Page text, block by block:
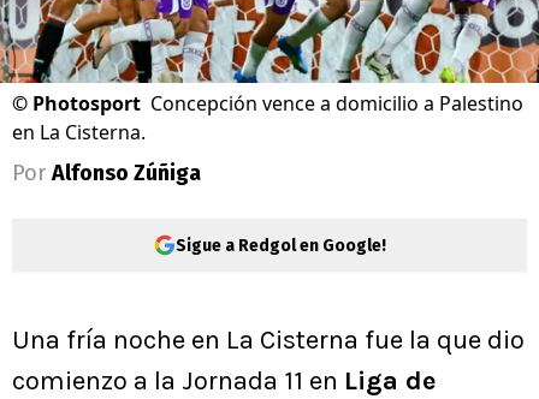
© Photosport Concepción vence a domicilio a Palestino
en La Cisterna.
Por Alfonso Zúñiga
Sigue a Redgol en Google!
Una fría noche en La Cisterna fue la que dio
comienzo a la Jornada 11 en Liga de